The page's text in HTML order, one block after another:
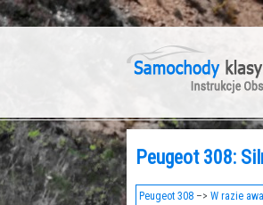
Peugeot 308:
Peugeot 308 –> W razie